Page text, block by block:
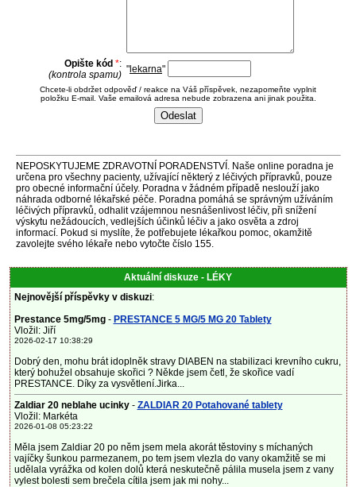
Opište kód *:
(kontrola spamu) " lekarna"
Chcete-li obdržet odpověď / reakce na Váš příspěvek, nezapomeňte vyplnit
položku E-mail. Vaše emailová adresa nebude zobrazena ani jinak použita.
NEPOSKYTUJEME ZDRAVOTNÍ PORADENSTVÍ. Naše online poradna je
určena pro všechny pacienty, užívající některý z léčivých přípravků, pouze
pro obecné informační účely. Poradna v žádném případě neslouží jako
náhrada odborné lékařské péče. Poradna pomáhá se správným užíváním
léčivých přípravků, odhalit vzájemnou nesnášenlivost léčiv, při snížení
výskytu nežádoucích, vedlejších účinků léčiv a jako osvěta a zdroj
informací. Pokud si myslíte, že potřebujete lékařkou pomoc, okamžitě
zavolejte svého lékaře nebo vytočte číslo 155.
Aktuální diskuze - LÉKY
Nejnovější příspěvky v diskuzi:
Prestance 5mg/5mg- PRESTANCE 5 MG/5 MG 20 Tablety
Vložil: Jiří
2026-02-17 10:38:29
Dobrý den, mohu brát idoplněk stravy DIABEN na stabilizaci krevního cukru,
který bohužel obsahuje skořici ? Někde jsem četl, že skořice vadí
PRESTANCE. Díky za vysvětlení.Jirka...
Zaldiar 20 neblahe ucinky- ZALDIAR 20 Potahované tablety
Vložil: Markéta
2026-01-08 05:23:22
Měla jsem Zaldiar 20 po něm jsem mela akorát těstoviny s míchaných
vajíčky šunkou parmezanem, po tem jsem vlezla do vany okamžitě se mi
udělala vyrážka od kolen dolů která neskutečně pálila musela jsem z vany
vylest bolesti sem brečela cítila jsem jak mi nohy...